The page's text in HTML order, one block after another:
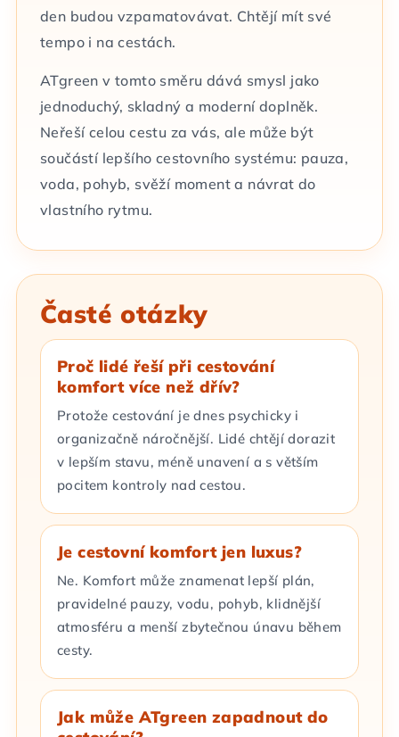
den budou vzpamatovávat. Chtějí mít své
tempo i na cestách.
ATgreen v tomto směru dává smysl jako
jednoduchý, skladný a moderní doplněk.
Neřeší celou cestu za vás, ale může být
součástí lepšího cestovního systému: pauza,
voda, pohyb, svěží moment a návrat do
vlastního rytmu.
Časté otázky
Proč lidé řeší při cestování
komfort více než dřív?
Protože cestování je dnes psychicky i
organizačně náročnější. Lidé chtějí dorazit
v lepším stavu, méně unavení a s větším
pocitem kontroly nad cestou.
Je cestovní komfort jen luxus?
Ne. Komfort může znamenat lepší plán,
pravidelné pauzy, vodu, pohyb, klidnější
atmosféru a menší zbytečnou únavu během
cesty.
Jak může ATgreen zapadnout do